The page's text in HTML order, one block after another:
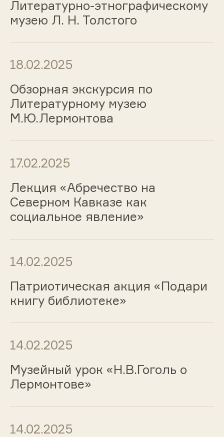
Литературно-этнографическому
музею Л. Н. Толстого
18.02.2025
Обзорная экскурсия по
Литературному музею
М.Ю.Лермонтова
17.02.2025
Лекция «Абречество на
Северном Кавказе как
социальное явление»
14.02.2025
Патриотическая акция «Подари
книгу библиотеке»
14.02.2025
Музейный урок «Н.В.Гоголь о
Лермонтове»
14.02.2025